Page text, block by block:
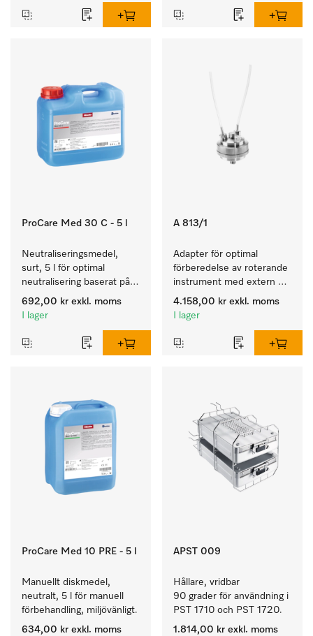
ProCare Med 30 C - 5 l
Neutraliseringsmedel,
surt, 5 l för optimal
neutralisering baserat på
organisk syra.
692,00 kr exkl. moms
I lager
A 813/1
Adapter för optimal
förberedelse av roterande
instrument med extern
spray.
4.158,00 kr exkl. moms
I lager
ProCare Med 10 PRE - 5 l
Manuellt diskmedel,
neutralt, 5 l för manuell
förbehandling, miljövänligt.
634,00 kr exkl. moms
APST 009
Hållare, vridbar
90 grader för användning i
PST 1710 och PST 1720.
1.814,00 kr exkl. moms